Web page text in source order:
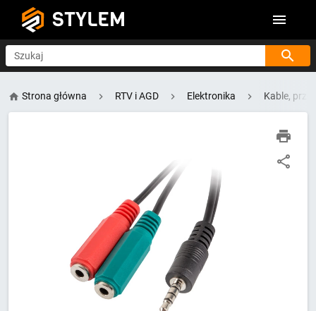
STYLEM
Szukaj
Strona główna RTV i AGD Elektronika Kable,